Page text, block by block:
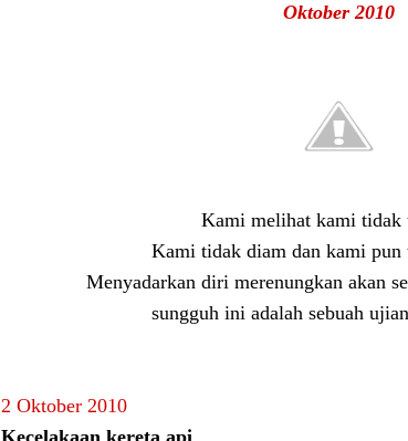
Oktober 2010
Kami melihat kami tidak
Kami tidak diam dan kami pun
Menyadarkan diri merenungkan akan
sungguh ini adalah sebuah
2 Oktober 2010
Kecelakaan kereta api